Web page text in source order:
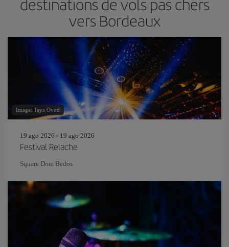
vers Bordeaux
Image: Taya Ovod
19 ago 2026 - 19 ago 2026
Festival Relache
Square Dom Bedos